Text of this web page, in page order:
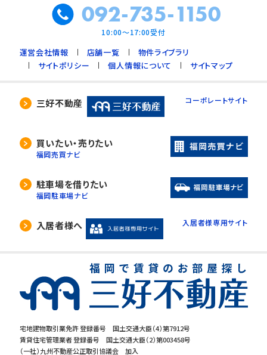
宅地建物取引業免許 登録番号 国土交通大臣（4）第7912号
賃貸住宅管理業者 登録番号 国土交通大臣（2）第003458号
（一社）九州不動産公正取引協議会 加入
092-735-1150
10:00～17:00受付
運営会社情報 店舗一覧
物件ライブラリ
サイトポリシー
個人情報について サイトマップ
三好不動産 コーポレートサイト
買いたい・売りたい
福岡売買ナビ
駐車場を借りたい
福岡駐車場ナビ
入居者様へ 入居者様専用サイト